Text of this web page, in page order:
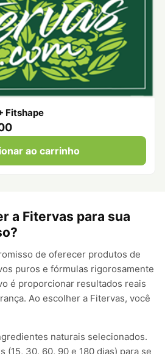
Fitshape
ao carrinho
a Fitervas para sua
de oferecer produtos de
puros e fórmulas rigorosamente
é proporcionar resultados reais
Ao escolher a Fitervas, você
naturais selecionados.
(15, 30, 60, 90 e 180 dias) para se